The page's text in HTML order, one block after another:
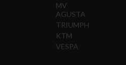
MV
AGUSTA
TRIUMPH
KTM
VESPA